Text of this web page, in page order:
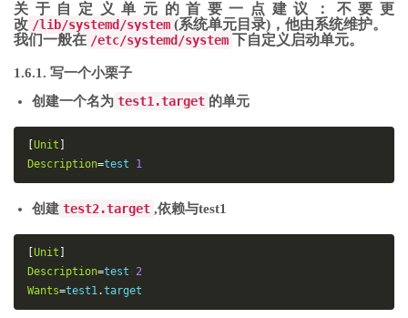
# 查看指定进程的日志
$ sudo journalctl _PID=1
# 查看某个路径的脚本的日志
$ sudo journalctl /usr/bin/bash
# 查看指定用户的日志
$ sudo journalctl _UID
$ sudo journalctl -u nginx.service
$ sudo journalctl -u nginx.service --since today
# 实时滚动显示某个 Unit 的最新日志
$ sudo journalctl
关于自定义单元的首要一点建议：不要更
改 /lib/systemd/system (系统单元目录)，他由系统维护。
我们一般在 /etc/systemd/system 下自定义启动单元。
1.6.1. 写一个小栗子
创建一个名为 test1.target 的单元
Unit
Description=test 1
创建 test2.target ,依赖与test1
Unit
Description=test 2
Wants=test1.target